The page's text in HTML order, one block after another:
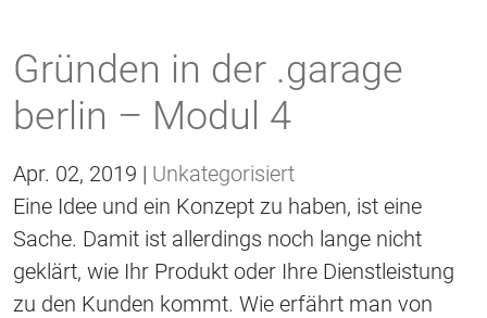
Gründen in der .garage
berlin – Modul 4
Apr. 02, 2019 | Unkategorisiert
Eine Idee und ein Konzept zu haben, ist eine
Sache. Damit ist allerdings noch lange nicht
geklärt, wie Ihr Produkt oder Ihre Dienstleistung
zu den Kunden kommt. Wie erfährt man von